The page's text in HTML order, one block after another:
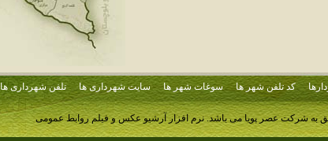
کد تلفن شهر ها سوغات شهر ها سایت شهرداری ها تلفن شهرداری ها
به شرکت عصر پویا می باشد.نرم افزار آرشیو عکس و فیلم روابط عمومی